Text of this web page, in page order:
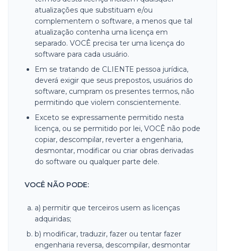
atualizações que substituam e/ou
complementem o software, a menos que tal
atualização contenha uma licença em
separado. VOCÊ precisa ter uma licença do
software para cada usuário.
Em se tratando de CLIENTE pessoa jurídica,
deverá exigir que seus prepostos, usuários do
software, cumpram os presentes termos, não
permitindo que violem conscientemente.
Exceto se expressamente permitido nesta
licença, ou se permitido por lei, VOCÊ não pode
copiar, descompilar, reverter a engenharia,
desmontar, modificar ou criar obras derivadas
do software ou qualquer parte dele.
VOCÊ NÃO PODE:
a) permitir que terceiros usem as licenças
adquiridas;
b) modificar, traduzir, fazer ou tentar fazer
engenharia reversa, descompilar, desmontar